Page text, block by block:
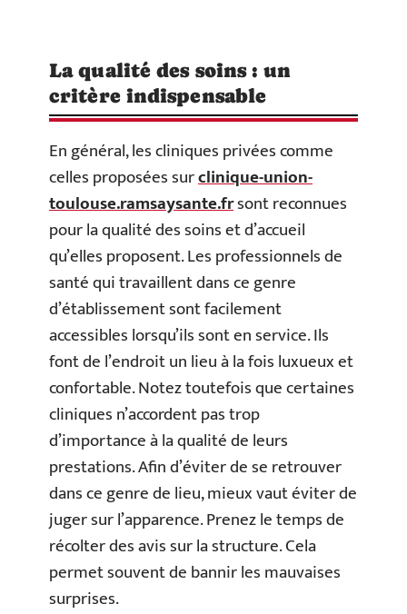
La qualité des soins : un
critère indispensable
En général, les cliniques privées comme
celles proposées surclinique-union-
toulouse.ramsaysante.frsont reconnues
pour la qualité des soins et d’accueil
qu’elles proposent. Les professionnels de
santé qui travaillent dans ce genre
d’établissement sont facilement
accessibles lorsqu’ils sont en service. Ils
font de l’endroit un lieu à la fois luxueux et
confortable. Notez toutefois que certaines
cliniques n’accordent pas trop
d’importance à la qualité de leurs
prestations. Afin d’éviter de se retrouver
dans ce genre de lieu, mieux vaut éviter de
juger sur l’apparence. Prenez le temps de
récolter des avis sur la structure. Cela
permet souvent de bannir les mauvaises
surprises.